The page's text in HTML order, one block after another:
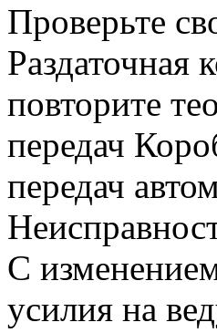
Проверьте
Раздаточная
повторите
передач
передач
С
усилия на